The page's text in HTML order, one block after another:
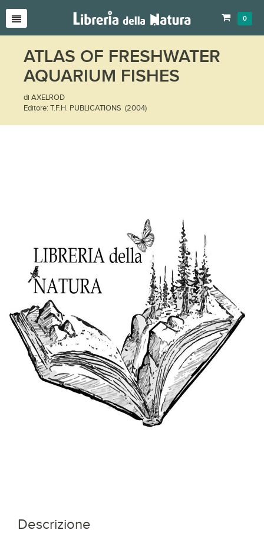
0
ATLAS OF FRESHWATER
AQUARIUM FISHES
di AXELROD
Editore: T.F.H. PUBLICATIONS (2004)
Descrizione